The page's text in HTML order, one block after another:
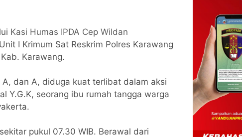
Kasi Humas IPDA Cep Wildan
I Krimum Sat Reskrim Polres Karawang
Karawang.
dan A, diduga kuat terlibat dalam aksi
Y.G.K, seorang ibu rumah tangga warga
pukul 07.30 WIB. Berawal dari